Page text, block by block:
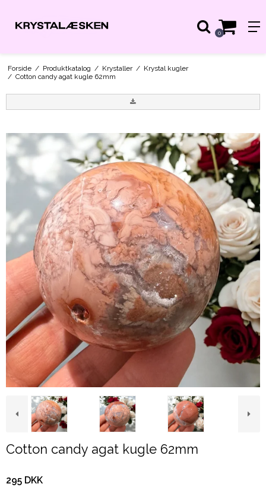
0
Forside / Produktkatalog / Krystaller / Krystal kugler
/ Cotton candy agat kugle 62mm
Cotton candy agat kugle 62mm
295 DKK